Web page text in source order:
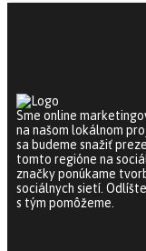
Sme online
na našom lokálnom
sa budeme snažiť
tomto regióne na
značky ponúkame
sociálnych sietí.
s tým pomôžeme.